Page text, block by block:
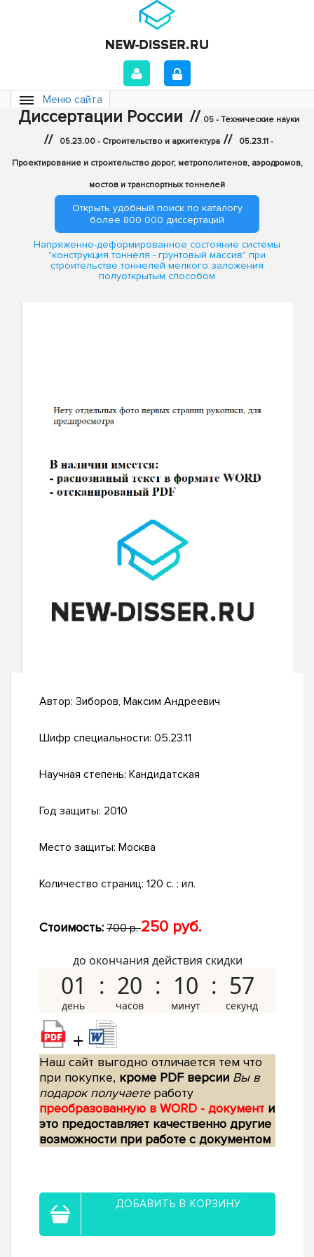
Меню сайта
Диссертации России // 05 - Технические науки
// 05.23.00 - Строительство и архитектура // 05.23.11 -
Проектирование и строительство дорог, метрополитенов, аэродромов,
мостов и транспортных тоннелей
Открыть удобный поиск по каталогу
более 800 000 диссертаций
Напряженно-деформированное состояние системы
"конструкция тоннеля - грунтовый массив" при
строительстве тоннелей мелкого заложения
полуоткрытым способом
Автор: Зиборов, Максим Андреевич
Шифр специальности: 05.23.11
Научная степень: Кандидатская
Год защиты: 2010
Место защиты: Москва
Количество страниц: 120 с. : ил.
Стоимость: 700 р.250 руб.
до окончания действия скидки
01 20 10 56
+
Наш сайт выгодно отличается тем что
при покупке, кроме PDF версии Вы в
подарок получаетеработу
преобразованную в WORD - документ и
это предоставляет качественно другие
возможности при работе с документом
ДОБАВИТЬ В КОРЗИНУ